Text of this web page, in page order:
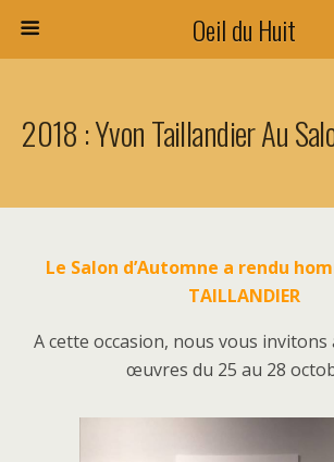
Oeil du Huit
2018 : Yvon Taillandier Au
Le Salon d’Automne a rendu
TAILLANDIER
A cette occasion, nous vous invitons
œuvres du 25 au 28